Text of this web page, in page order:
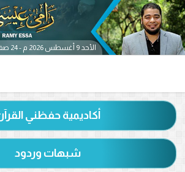
الأحد 9 أغسطس 2026 م - 24 صفر 1448 هـ
أكاديمية حفظني
شبهات وردود